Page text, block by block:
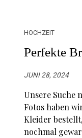
HOCHZEIT
Perfekte
JUNI 28, 2024
Unsere Suche
Fotos haben
Kleider
nochmal